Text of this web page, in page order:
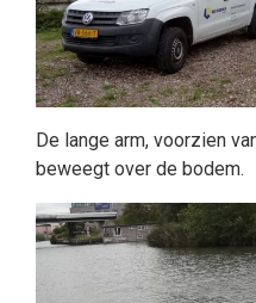
De lange arm, voorzien
beweegt over de bodem.